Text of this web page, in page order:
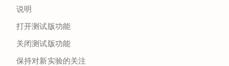
说明
打开测试版功能
关闭测试版功能
保持对新实验的关注